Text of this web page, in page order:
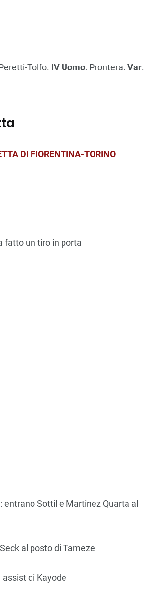
Tolfo. IV Uomo: Prontera. Var:
DI FIORENTINA-TORINO
fatto un tiro in porta
entrano Sottil e Martinez Quarta al
al posto di Tameze
assist di Kayode